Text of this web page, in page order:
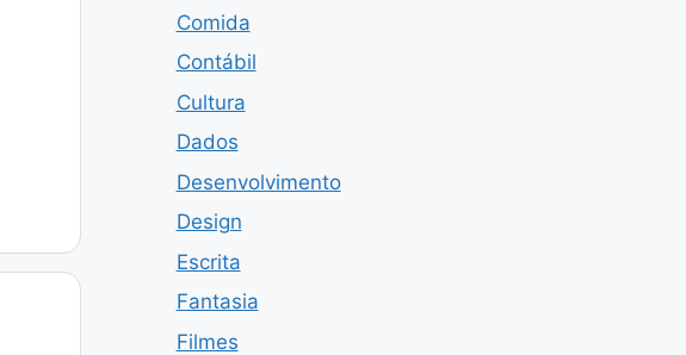
Comida
Contábil
Cultura
Dados
Desenvolvimento
Design
Escrita
Fantasia
Filmes